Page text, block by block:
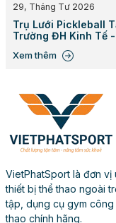
29, Tháng Tư 2026
Trụ Lưới Pickleball
Trường ĐH Kinh Tế
Xem thêm
VietPhatSport là đơn
thiết bị thể thao ngoài
tập, dụng cụ gym
thao chính hãng.